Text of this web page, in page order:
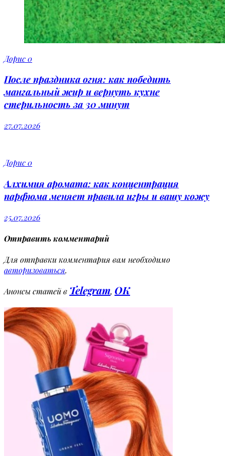
Дорис0
После праздника огня: как победить
мангальный жир и вернуть кухне
стерильность за 30 минут
27.07.2026
Дорис0
Алхимия аромата: как концентрация
парфюма меняет правила игры и вашу кожу
25.07.2026
Отправить комментарий
Для отправки комментария вам необходимо
авторизоваться.
Анонсы статей в Telegram, OK